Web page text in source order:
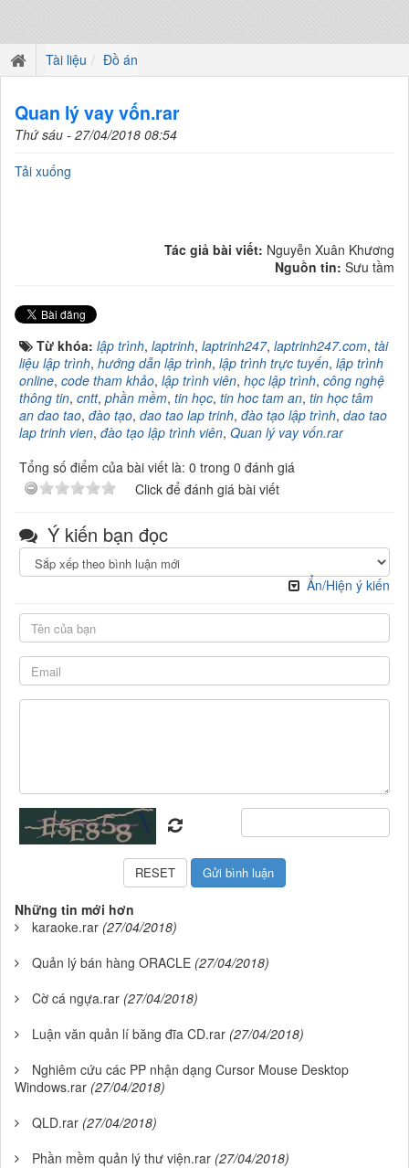
Tài liệu Đồ án
Quan lý vay vốn.rar
Thứ sáu - 27/04/2018 08:54
Tải xuống
Tác giả bài viết: Nguyễn Xuân Khương
Nguồn tin: Sưu tầm
Từ khóa: lập trình, laptrinh, laptrinh247, laptrinh247.com, tài
liệu lập trình, hướng dẫn lập trình, lập trình trực tuyến, lập trình
online, code tham khảo, lập trình viên, học lập trình, công nghệ
thông tin, cntt, phần mềm, tin học, tin hoc tam an, tin học tâm
an dao tao, đào tạo, dao tao lap trinh, đào tạo lập trình, dao tao
lap trinh vien, đào tạo lập trình viên, Quan lý vay vốn.rar
Tổng số điểm của bài viết là: 0 trong 0 đánh giá
Click để đánh giá bài viết
Ý kiến bạn đọc
Ẩn/Hiện ý kiến
Những tin mới hơn
karaoke.rar (27/04/2018)
Quản lý bán hàng ORACLE (27/04/2018)
Cờ cá ngựa.rar (27/04/2018)
Luận văn quản lí băng đĩa CD.rar (27/04/2018)
Nghiêm cứu các PP nhận dạng Cursor Mouse Desktop
Windows.rar (27/04/2018)
QLD.rar (27/04/2018)
Phần mềm quản lý thư viện.rar (27/04/2018)